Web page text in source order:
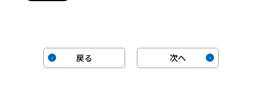
戻る 次へ